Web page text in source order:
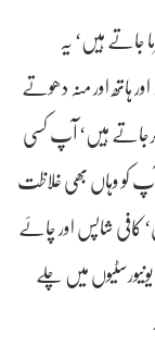
جاتے ہیں‘ یہ
ہاتھ اور منہ دھوتے
ہیں‘ آپ کسی
کو وہاں بھی غلاظت
کافی شاپس اور چائے
میں چلے